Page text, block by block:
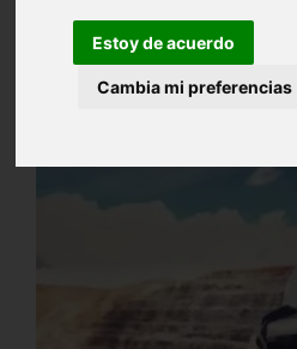
Estoy de acuerdo
Cambia mi preferencias